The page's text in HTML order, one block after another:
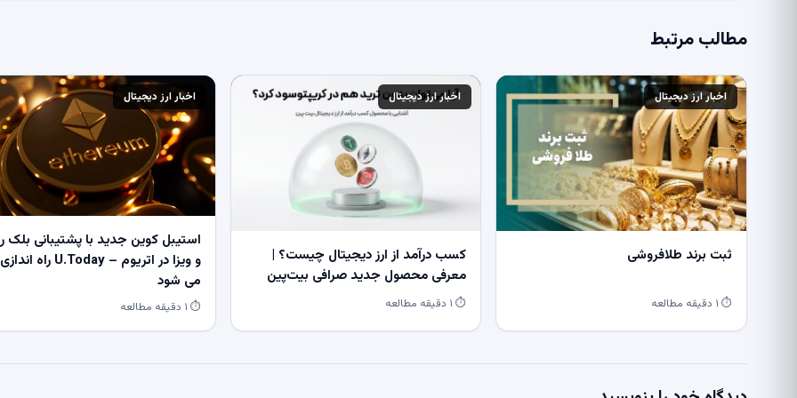
مطالب مرتبط
اخبار ارز دیجیتال
ثبت برند طلافروشی
⏱ ۱ دقیقه مطالعه
اخبار ارز دیجیتال
کسب درآمد از ارز دیجیتال چیست؟ |
معرفی محصول جدید صرافی بیت‌پین
⏱ ۱ دقیقه مطالعه
اخبار ارز دیجیتال
استیبل کوین جدید با پشتیبانی بلک
و ویزا در اتریوم – U.Today راه اندازی
می شود
⏱ ۱ دقیقه مطالعه